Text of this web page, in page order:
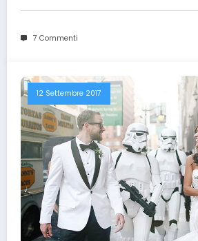
7 Commenti
12 Settembre 2017